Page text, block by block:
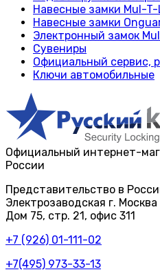
Навесные замки Mul-
Навесные замки
Электронный замок
Сувениры
Официальный сервис,
Ключи автомобильные
Официальный интернет-
России
Представительство в
Электрозаводская г.
Дом 75, стр. 21, офис 311
+7 (926) 01-111-02
+7(495) 973-33-13